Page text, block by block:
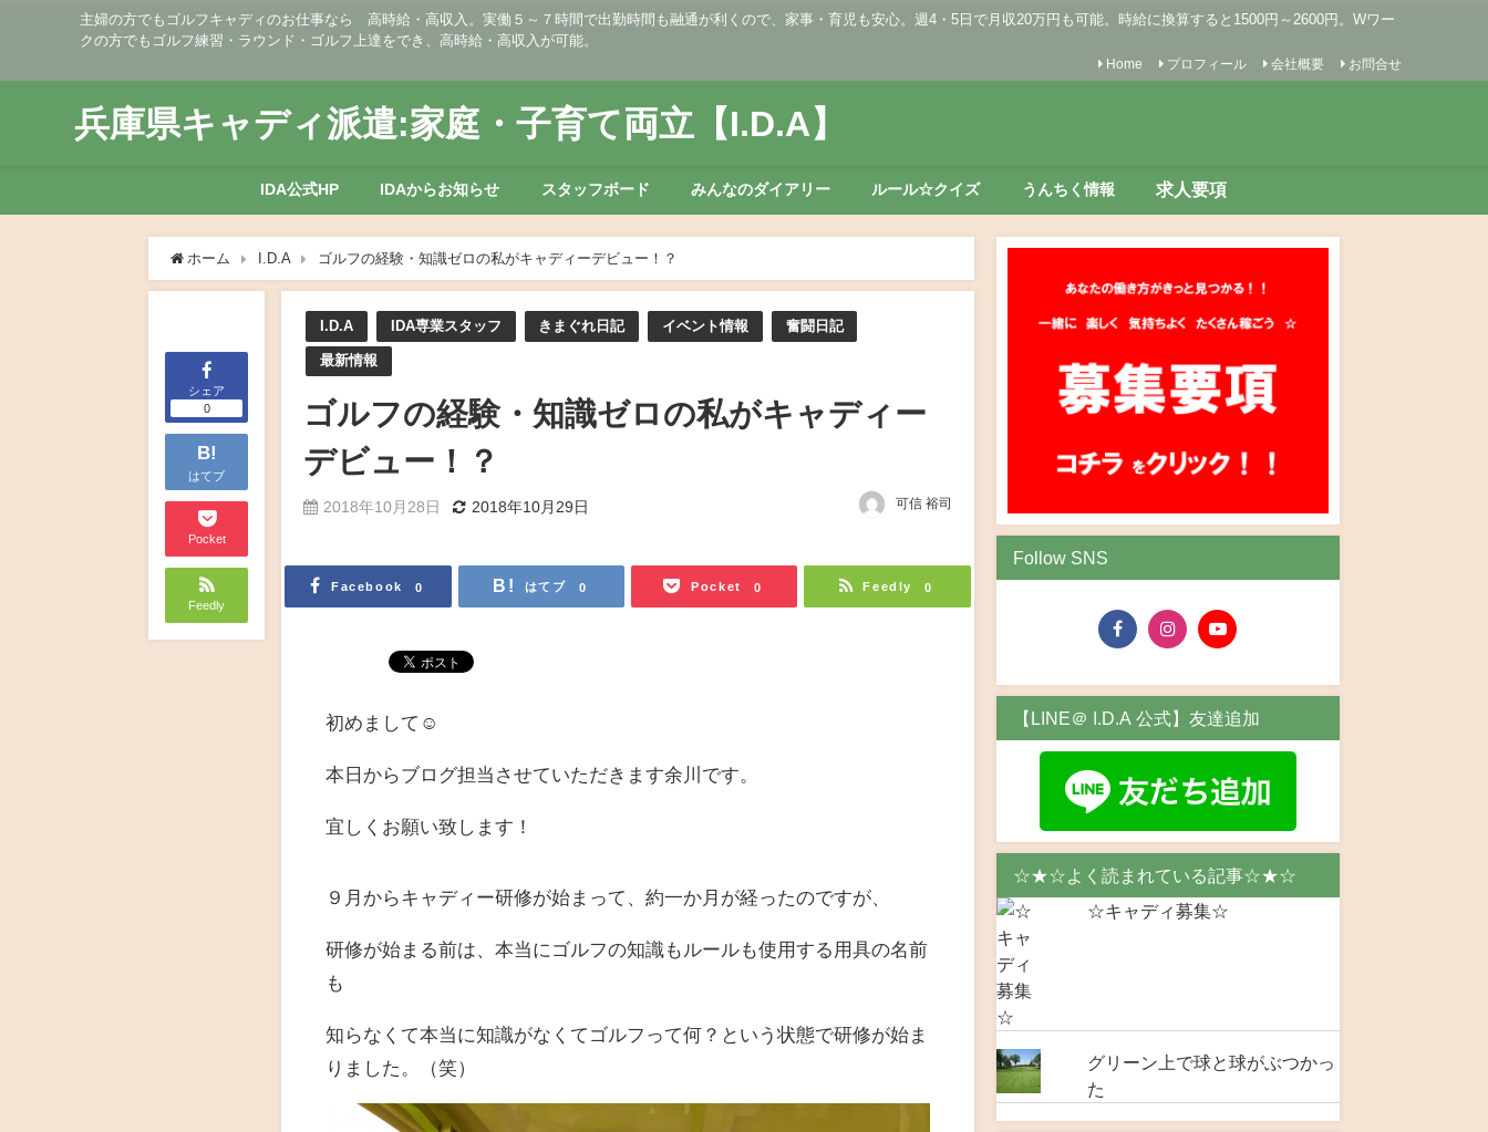
主婦の方でもゴルフキャディのお仕事なら 高時給・高収入。実働５～７時間で出勤時間も融通が利くので、家事・育児も安心。週4・5日で月収20万円も可能。時給に換算すると1500円～2600円。Wワー
クの方でもゴルフ練習・ラウンド・ゴルフ上達をでき、高時給・高収入が可能。
Home プロフィール 会社概要 お問合せ
兵庫県キャディ派遣:家庭・子育て両立【I.D.A】
IDA公式HP IDAからお知らせ スタッフボード みんなのダイアリー ルール☆クイズ うんちく情報 求人要項
ホーム I.D.A ゴルフの経験・知識ゼロの私がキャディーデビュー！？
シェア
0
B!
はてブ
Pocket
Feedly
I.D.A IDA専業スタッフ きまぐれ日記 イベント情報 奮闘日記
最新情報
ゴルフの経験・知識ゼロの私がキャディー
デビュー！？
2018年10月28日 2018年10月29日 可信 裕司
Facebook 0 はてブ 0 Pocket 0 Feedly 0
初めまして☺
本日からブログ担当させていただきます余川です。
宜しくお願い致します！
９月からキャディー研修が始まって、約一か月が経ったのですが、
研修が始まる前は、本当にゴルフの知識もルールも使用する用具の名前
も
知らなくて本当に知識がなくてゴルフって何？という状態で研修が始ま
りました。（笑）
Follow SNS
【LINE＠ I.D.A 公式】友達追加
☆★☆よく読まれている記事☆★☆
☆キャディ募集☆
グリーン上で球と球がぶつかっ
た